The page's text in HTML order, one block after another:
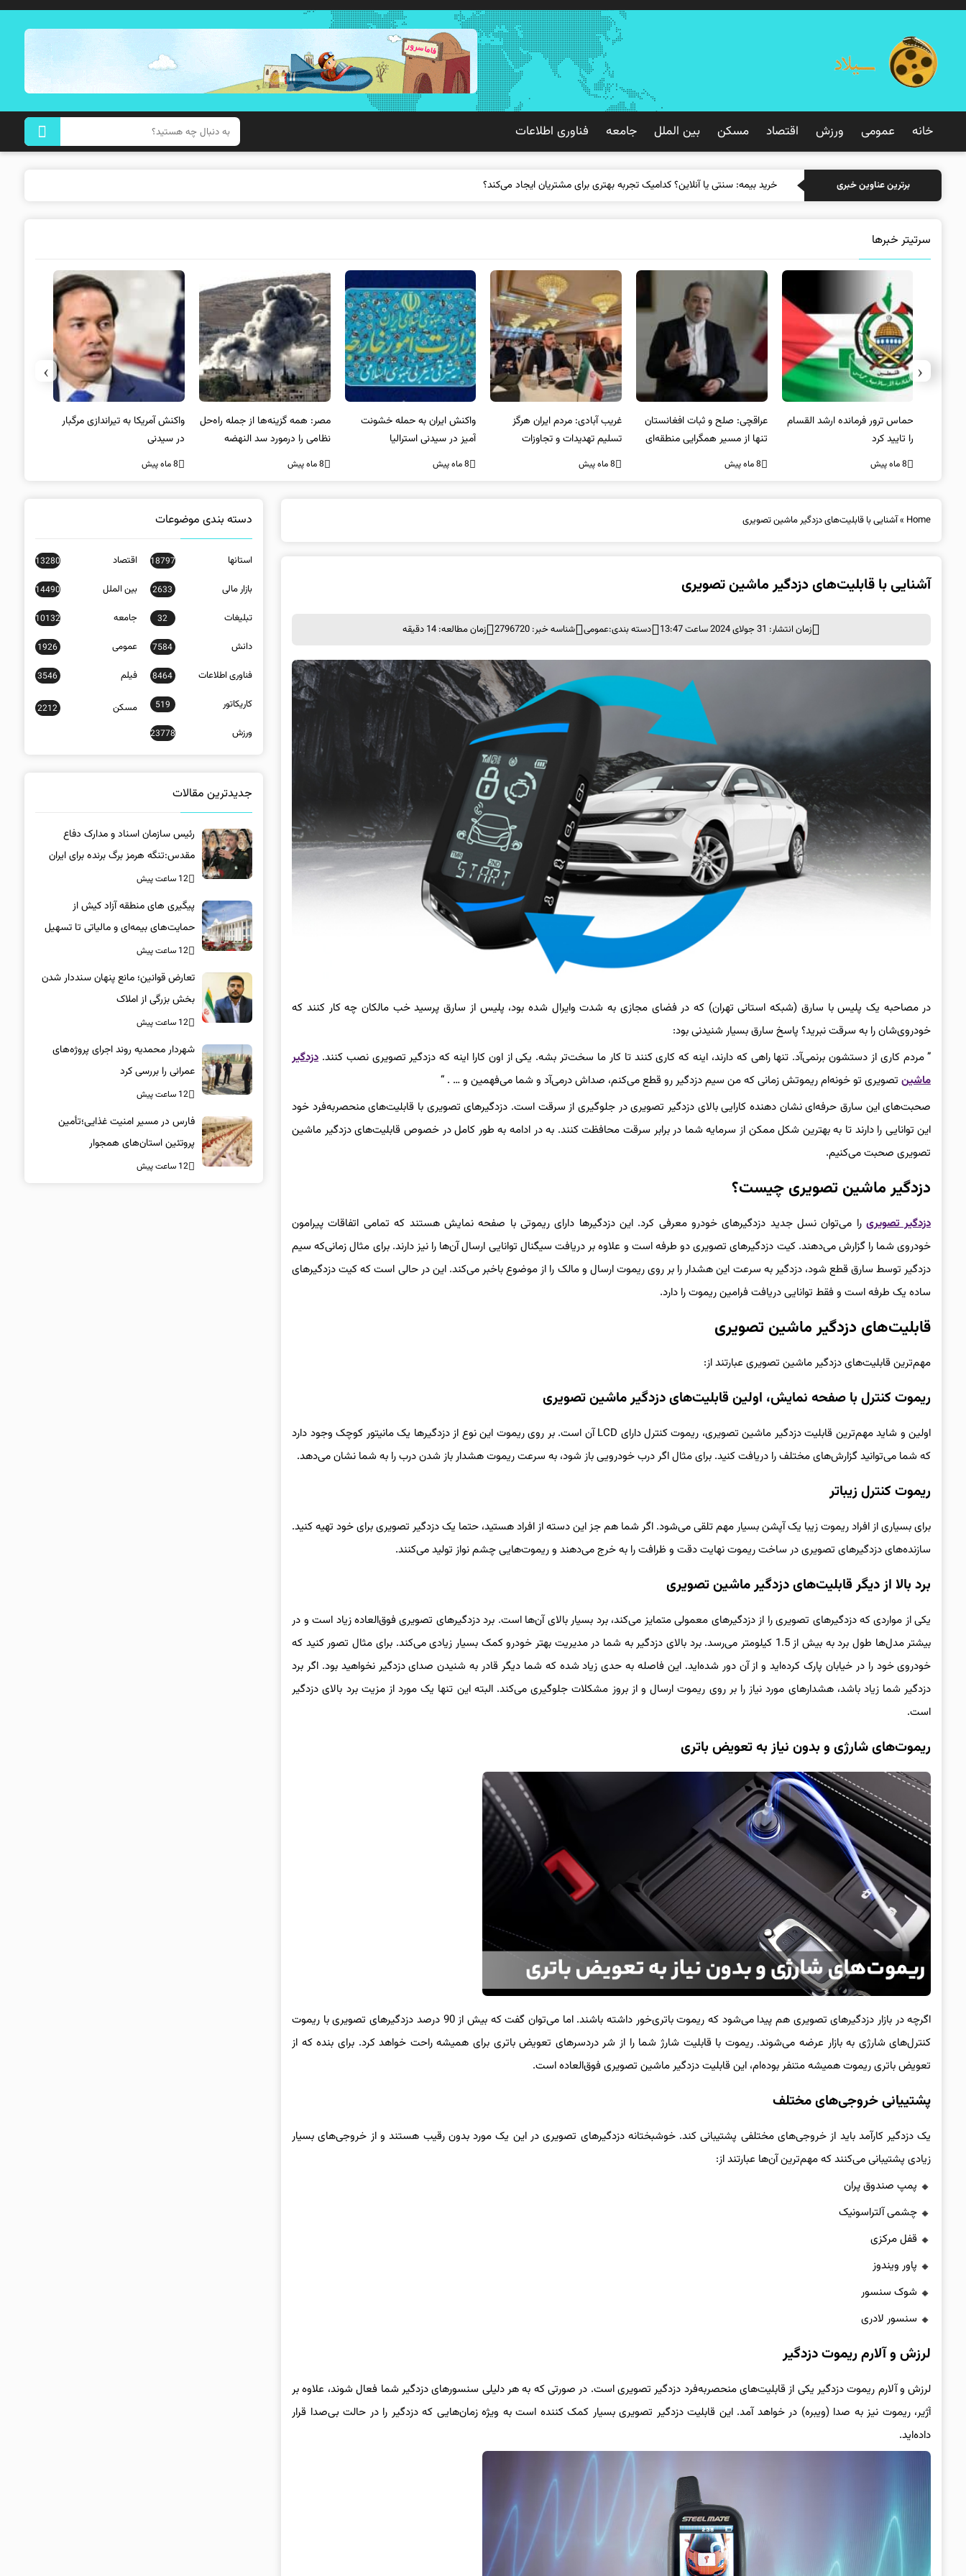
خانه عمومی ورزش اقتصاد مسکن بین الملل جامعه فناوری اطلاعات
برترین عناوین خبری خرید
سرتیتر خبرها
حماس ترور فرمانده ارشد القسام
را تایید کرد
8 ماه پیش
عراقچی: صلح و ثبات افغانستان
تنها از مسیر همگرایی منطقه‌ای
محقق می‌شود
8 ماه پیش
غریب آبادی: مردم ایران هرگز
تسلیم تهدیدات و تجاوزات
نخواهند شد و متحد و منسجم
8 ماه پیش
واکنش ایران به حمله خشونت
آمیز در سیدنی استرالیا
8 ماه پیش
مصر: همه گزینه‌ها از جمله راه‌حل
نظامی را درمورد سد النهضه
بررسی می‌کنیم
8 ماه پیش
واکنش آمریکا به تیراندازی مرگبار
در سیدنی
8 ماه پیش
‹
›
Home
»آشنایی با قابلیت‌های دزدگیر ماشین تصویری
آشنایی با قابلیت‌های دزدگیر ماشین تصویری
زمان انتشار: 31 جولای 2024 ساعت 13:47 دسته بندی:عمومی شناسه خبر: 2796720 زمان مطالعه: 14 دقیقه
در مصاحبه یک پلیس با سارق (شبکه استانی تهران) که در فضای مجازی به شدت وایرال شده بود، پلیس از سارق پرسید خب مالکان چه کار کنند که
خودروی‌شان را به سرقت نبرید؟ پاسخ سارق بسیار شنیدنی بود:
” مردم کاری از دستشون برنمی‌آد. تنها راهی که دارند، اینه که کاری کنند تا کار ما سخت‌تر بشه. یکی از اون کارا اینه که دزدگیر تصویری نصب کنند.دزدگیر
ماشینتصویری تو خونه‌ام ریموتش زمانی که من سیم دزدگیر رو قطع می‌کنم، صداش درمی‌آد و شما می‌فهمین و … . “
صحبت‌های این سارق حرفه‌ای نشان دهنده کارایی بالای دزدگیر تصویری در جلوگیری از سرقت است. دزدگیرهای تصویری با قابلیت‌های منحصربه‌فرد خود
این توانایی را دارند تا به بهترین شکل ممکن از سرمایه شما در برابر سرقت محافظت کنند. به در ادامه به طور کامل در خصوص قابلیت‌های دزدگیر ماشین
تصویری صحبت می‌کنیم.
دزدگیر ماشین تصویری چیست؟
دزدگیر تصویریرا می‌توان نسل جدید دزدگیرهای خودرو معرفی کرد. این دزدگیرها دارای ریموتی با صفحه نمایش هستند که تمامی اتفاقات پیرامون
خودروی شما را گزارش می‌دهند. کیت دزدگیرهای تصویری دو طرفه است و علاوه بر دریافت سیگنال توانایی ارسال آن‌ها را نیز دارند. برای مثال زمانی‌که سیم
دزدگیر توسط سارق قطع شود، دزدگیر به سرعت این هشدار را بر روی ریموت ارسال و مالک را از موضوع باخبر می‌کند. این در حالی است که کیت دزدگیرهای
ساده یک طرفه است و فقط توانایی دریافت فرامین ریموت را دارد.
قابلیت‌های دزدگیر ماشین تصویری
مهم‌ترین قابلیت‌های دزدگیر ماشین تصویری عبارتند از:
ریموت کنترل با صفحه نمایش، اولین قابلیت‌های دزدگیر ماشین تصویری
اولین و شاید مهم‌ترین قابلیت دزدگیر ماشین تصویری، ریموت کنترل دارای LCD آن است. بر روی ریموت این نوع از دزدگیرها یک مانیتور کوچک وجود دارد
که شما می‌توانید گزارش‌های مختلف را دریافت کنید. برای مثال اگر درب خودرویی باز شود، به سرعت ریموت هشدار باز شدن درب را به شما نشان می‌دهد.
ریموت کنترل زیباتر
برای بسیاری از افراد ریموت زیبا یک آپشن بسیار مهم تلقی می‌شود. اگر شما هم جز این دسته از افراد هستید، حتما یک دزدگیر تصویری برای خود تهیه کنید.
سازنده‌های دزدگیرهای تصویری در ساخت ریموت نهایت دقت و ظرافت را به خرج می‌دهند و ریموت‌هایی چشم نواز تولید می‌کنند.
برد بالا از دیگر قابلیت‌های دزدگیر ماشین تصویری
یکی از مواردی که دزدگیرهای تصویری را از دزدگیرهای معمولی متمایز می‌کند، برد بسیار بالای آن‌ها است. برد دزدگیرهای تصویری فوق‌العاده زیاد است و در
بیشتر مدل‌ها طول برد به بیش از 1.5 کیلومتر می‌رسد. برد بالای دزدگیر به شما در مدیریت بهتر خودرو کمک بسیار زیادی می‌کند. برای مثال تصور کنید که
خودروی خود را در خیابان پارک کرده‌اید و از آن دور شده‌اید. این فاصله به حدی زیاد شده که شما دیگر قادر به شنیدن صدای دزدگیر نخواهید بود. اگر برد
دزدگیر شما زیاد باشد، هشدارهای مورد نیاز را بر روی ریموت ارسال و از بروز مشکلات جلوگیری می‌کند. البته این تنها یک مورد از مزیت برد بالای دزدگیر
است.
ریموت‌های شارژی و بدون نیاز به تعویض باتری
اگرچه در بازار دزدگیرهای تصویری هم پیدا می‌شود که ریموت باتری‌‌خور داشته باشند. اما می‌توان گفت که بیش از 90 درصد دزدگیرهای تصویری با ریموت
کنترل‌های شارژی به بازار عرضه می‌شوند. ریموت با قابلیت شارژ شما را از شر دردسرهای تعویض باتری برای همیشه راحت خواهد کرد. برای بنده که از
تعویض باتری ریموت همیشه متنفر بوده‌ام، این قابلیت دزدگیر ماشین تصویری فوق‌العاده است.
پشتییانی خروجی‌های مختلف
یک دزدگیر کارآمد باید از خروجی‌های مختلفی پشتیبانی کند. خوشبختانه دزدگیرهای تصویری در این یک مورد بدون رقیب هستند و از خروجی‌های بسیار
زیادی پشتیبانی می‌کنند که مهم‌ترین آن‌ها عبارتند از:
پمپ صندوق پران
چشمی آلتراسونیک
قفل مرکزی
پاور ویندوز
شوک سنسور
سنسور لادری
لرزش و آلارم ریموت دزدگیر
لرزش و آلارم ریموت دزدگیر یکی از قابلیت‌های منحصربه‌فرد دزدگیر تصویری است. در صورتی که به هر دلیلی سنسورهای دزدگیر شما فعال شوند، علاوه بر
آژیر، ریموت نیز به صدا (ویبره) در خواهد آمد. این قابلیت دزدگیر تصویری بسیار کمک کننده است به ویژه زمان‌هایی که دزدگیر را در حالت بی‌صدا قرار
داده‌اید.
دسته بندی موضوعات
استانها 18797 اقتصاد 13280
بازار مالی 2633 بین الملل 14490
تبلیغات 32 جامعه 10132
دانش 7584 عمومی 1926
فناوری اطلاعات 8464 فیلم 3546
کاریکاتور 519 مسکن 2212
ورزش 23778
جدیدترین مقالات
رئیس سازمان اسناد و مدارک دفاع
مقدس:تنگه هرمز برگ برنده برای ایران
است
12 ساعت پیش
پیگیری های منطقه آزاد کیش از
حمایت‌های بیمه‌ای و مالیاتی تا تسهیل
خروج کالا
12 ساعت پیش
تعارض قوانین؛ مانع پنهان سنددار شدن
بخش بزرگی از املاک
12 ساعت پیش
شهردار محمدیه روند اجرای پروژه‌های
عمرانی را بررسی کرد
12 ساعت پیش
فارس در مسیر امنیت غذایی؛تأمین‌
پروتئین استان‌های همجوار
12 ساعت پیش